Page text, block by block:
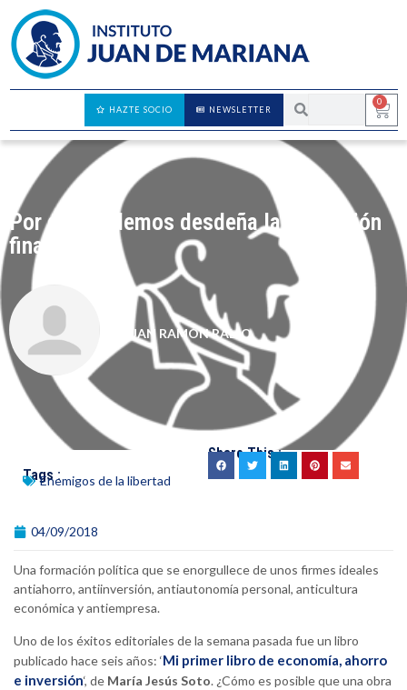
0
NEWSLETTER
HAZTE SOCIO
Por qué Podemos desdeña la educación
financiera
JUAN RAMÓN RALLO
Tags :Enemigos de la libertad
Share This :
04/09/2018
Una formación política que se enorgullece de unos firmes ideales
antiahorro, antiinversión, antiautonomía personal, anticultura
económica y antiempresa.
Uno de los éxitos editoriales de la semana pasada fue un libro
publicado hace seis años: ‘Mi primer libro de economía, ahorro
e inversión‘, de María Jesús Soto. ¿Cómo es posible que una obra